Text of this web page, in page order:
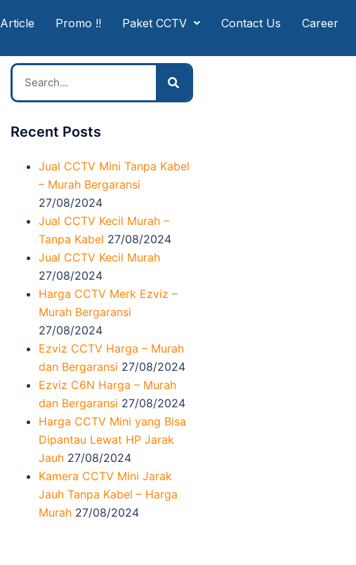
Article Promo !! Paket CCTV Contact Us Career
Recent Posts
Jual CCTV Mini Tanpa Kabel
– Murah Bergaransi
27/08/2024
Jual CCTV Kecil Murah –
Tanpa Kabel 27/08/2024
Jual CCTV Kecil Murah
27/08/2024
Harga CCTV Merk Ezviz –
Murah Bergaransi
27/08/2024
Ezviz CCTV Harga – Murah
dan Bergaransi 27/08/2024
Ezviz C6N Harga – Murah
dan Bergaransi 27/08/2024
Harga CCTV Mini yang Bisa
Dipantau Lewat HP Jarak
Jauh 27/08/2024
Kamera CCTV Mini Jarak
Jauh Tanpa Kabel – Harga
Murah 27/08/2024